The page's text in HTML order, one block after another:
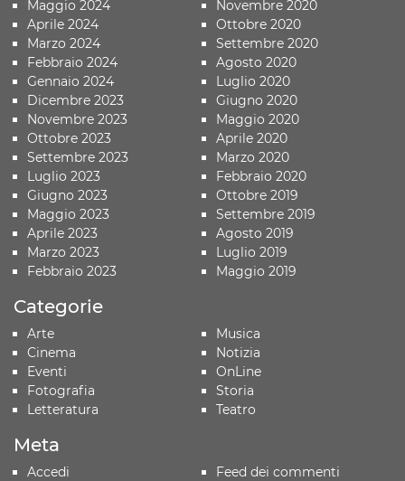
Maggio 2024
Aprile 2024
Marzo 2024
Febbraio 2024
Gennaio 2024
Dicembre 2023
Novembre 2023
Ottobre 2023
Settembre 2023
Luglio 2023
Giugno 2023
Maggio 2023
Aprile 2023
Marzo 2023
Febbraio 2023
Novembre 2020
Ottobre 2020
Settembre 2020
Agosto 2020
Luglio 2020
Giugno 2020
Maggio 2020
Aprile 2020
Marzo 2020
Febbraio 2020
Ottobre 2019
Settembre 2019
Agosto 2019
Luglio 2019
Maggio 2019
Categorie
Arte
Cinema
Eventi
Fotografia
Letteratura
Musica
Notizia
OnLine
Storia
Teatro
Meta
Accedi
Feed dei commenti